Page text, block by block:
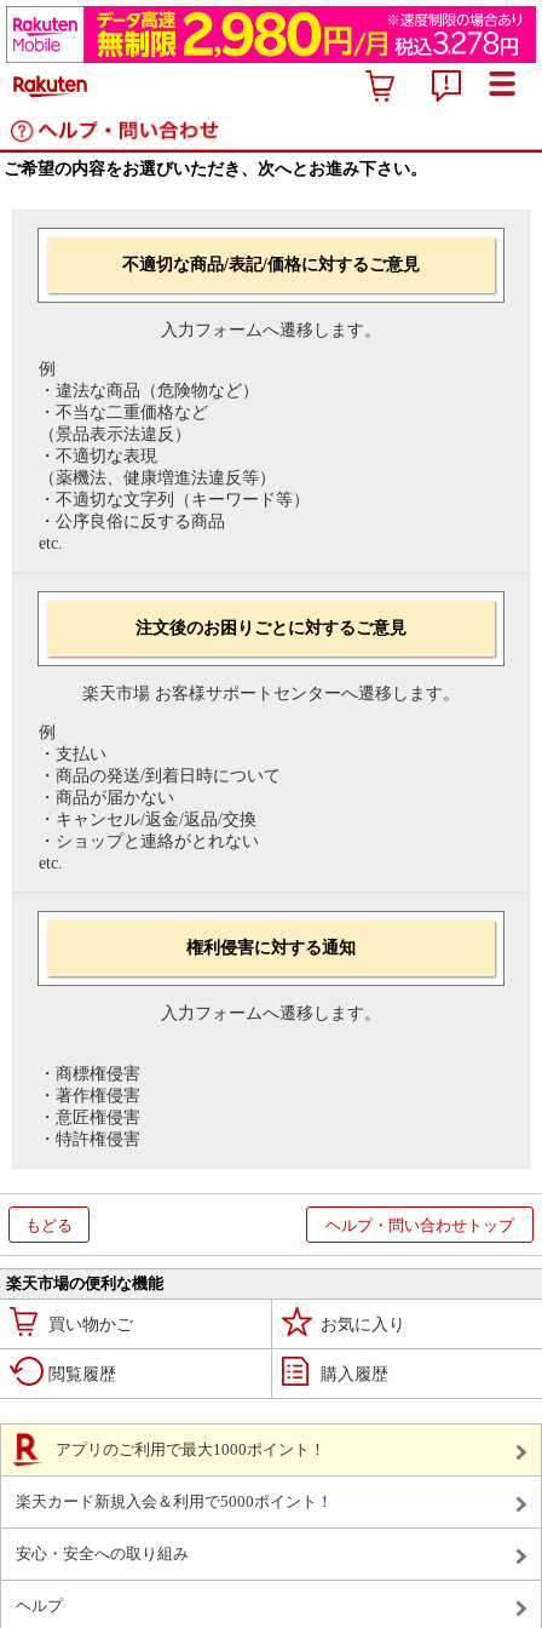
ご希望の内容をお選びいただき、次へとお進み下さい。
不適切な商品/表記/価格に対するご意見
入力フォームへ遷移します。
例
・違法な商品（危険物など）
・不当な二重価格など
（景品表示法違反）
・不適切な表現
（薬機法、健康増進法違反等）
・不適切な文字列（キーワード等）
・公序良俗に反する商品
etc.
注文後のお困りごとに対するご意見
楽天市場 お客様サポートセンターへ遷移します。
例
・支払い
・商品の発送/到着日時について
・商品が届かない
・キャンセル/返金/返品/交換
・ショップと連絡がとれない
etc.
権利侵害に対する通知
入力フォームへ遷移します。
・商標権侵害
・著作権侵害
・意匠権侵害
・特許権侵害
もどる ヘルプ・問い合わせトップ
楽天市場の便利な機能
買い物かご お気に入り
閲覧履歴 購入履歴
アプリのご利用で最大1000ポイント！
楽天カード新規入会＆利用で5000ポイント！
安心・安全への取り組み
ヘルプ